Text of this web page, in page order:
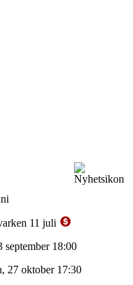
11 juli
18:00
27 oktober 17:30